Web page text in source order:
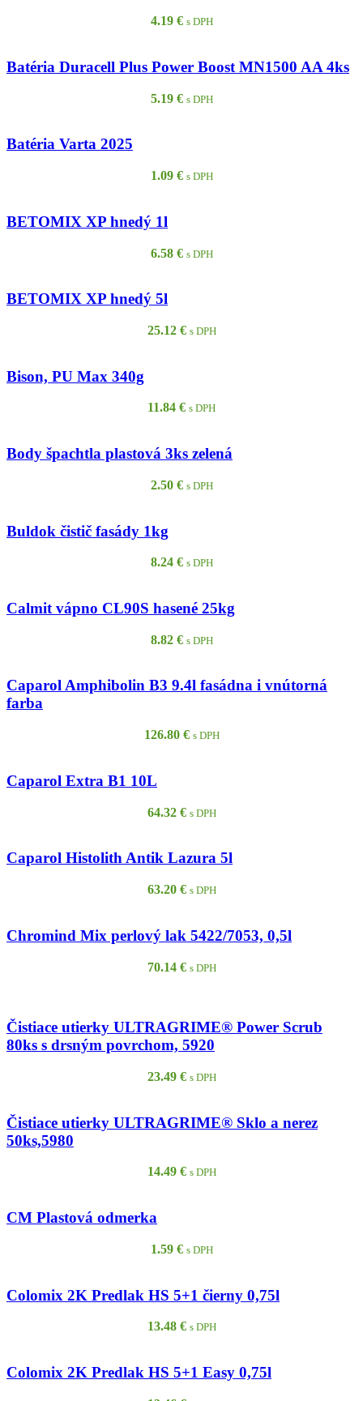
4.19 € s DPH
Batéria Duracell Plus Power Boost MN1500 AA 4ks
5.19 € s DPH
Batéria Varta 2025
1.09 € s DPH
BETOMIX XP hnedý 1l
6.58 € s DPH
BETOMIX XP hnedý 5l
25.12 € s DPH
Bison, PU Max 340g
11.84 € s DPH
Body špachtla plastová 3ks zelená
2.50 € s DPH
Buldok čistič fasády 1kg
8.24 € s DPH
Calmit vápno CL90S hasené 25kg
8.82 € s DPH
Caparol Amphibolin B3 9.4l fasádna i vnútorná
farba
126.80 € s DPH
Caparol Extra B1 10L
64.32 € s DPH
Caparol Histolith Antik Lazura 5l
63.20 € s DPH
Chromind Mix perlový lak 5422/7053, 0,5l
70.14 € s DPH
Čistiace utierky ULTRAGRIME® Power Scrub
80ks s drsným povrchom, 5920
23.49 € s DPH
Čistiace utierky ULTRAGRIME® Sklo a nerez
50ks,5980
14.49 € s DPH
CM Plastová odmerka
1.59 € s DPH
Colomix 2K Predlak HS 5+1 čierny 0,75l
13.48 € s DPH
Colomix 2K Predlak HS 5+1 Easy 0,75l